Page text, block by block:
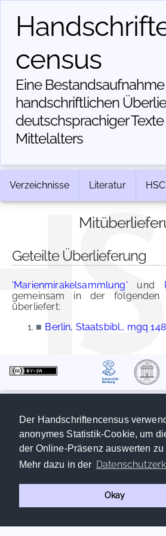
Der Handschriftencensus
anonymes Statistik-Cookie, um
der Online-Präsenz auswerten zu
Mehr dazu in der
Okay
census
Eine
handschriftlichen
deutschsprachiger
Mittelalters
Verzeichnisse Literatur HSC
Geteilte Überlieferung
'Marienmirakelsammlung' und
gemeinsam in der folgenden
überliefert:
■ Berlin, Staatsbibl., mgq